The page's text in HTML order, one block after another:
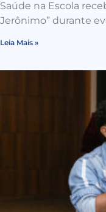
Saúde na Escola
Jerônimo” durante
Leia Mais »